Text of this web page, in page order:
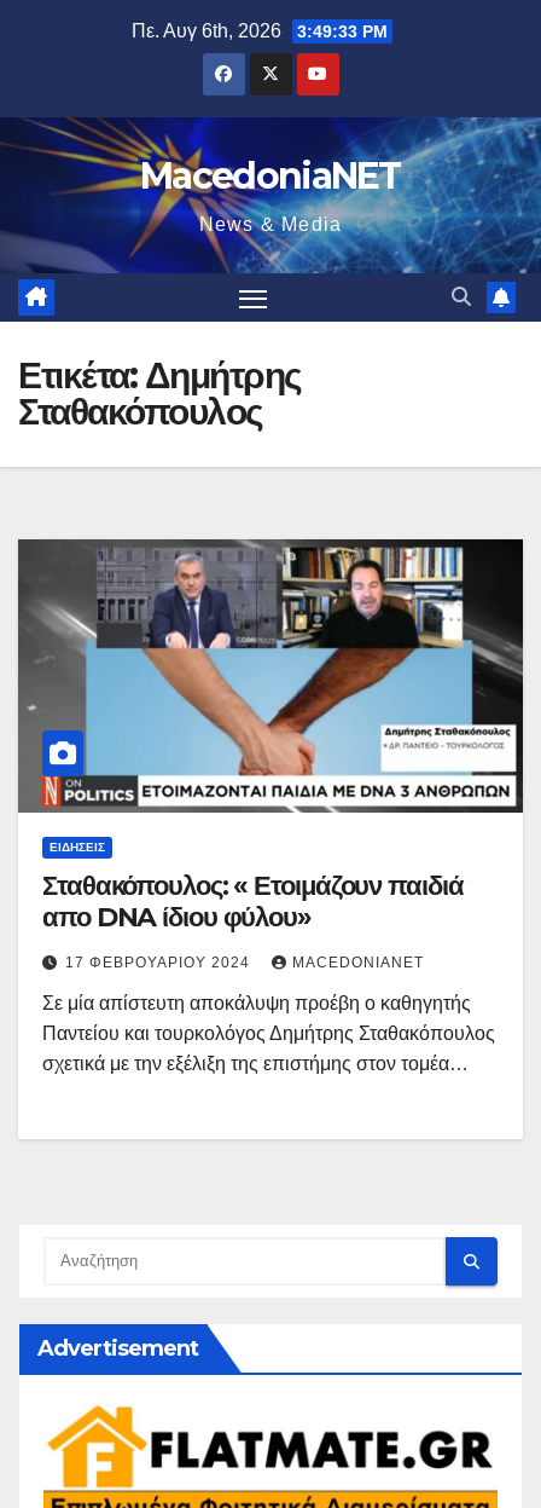
Πε. Αυγ 6th, 2026 3:49:34 PM
MacedoniaNET
News & Media
Ετικέτα:Δημήτρης
Σταθακόπουλος
ΕΙΔΉΣΕΙΣ
Σταθακόπουλος: « Ετοιμάζουν παιδιά
απο DNA ίδιου φύλου»
17 ΦΕΒΡΟΥΑΡΊΟΥ 2024 MACEDONIANET
Σε μία απίστευτη αποκάλυψη προέβη ο καθηγητής
Παντείου και τουρκολόγος Δημήτρης Σταθακόπουλος
σχετικά με την εξέλιξη της επιστήμης στον τομέα…
Advertisement